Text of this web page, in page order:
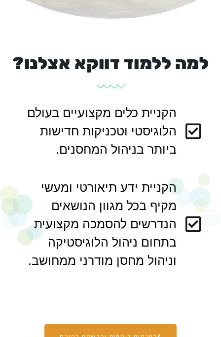
למה ללמוד דווקא אצלנו?
הקניית כלים מקצועיים בעולם
הלוגיסטי וטכניקות חדישות
ביותר בניהול המחסנים.
הקניית ידע תיאורטי ומעשי
מקיף בכל מגוון הנושאים
הנדרשים להסמכה מקצועית
בתחום ניהול הלוגיסטיקה
וניהול מחסן מודרני ממחושב.